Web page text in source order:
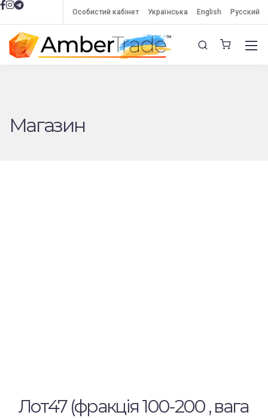
Особистий кабінет Українська English Русский
Магазин
Лот47 (фракція 100-200 , вага